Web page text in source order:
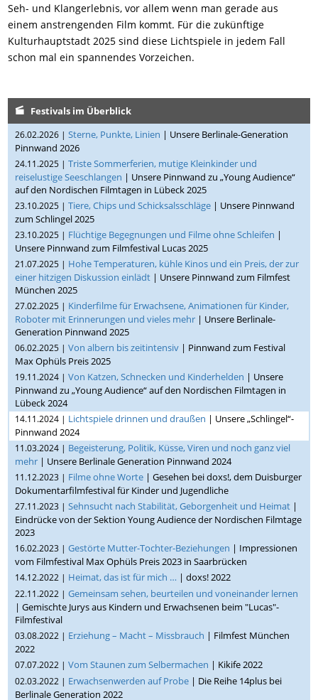
Seh- und Klangerlebnis, vor allem wenn man gerade aus
einem anstrengenden Film kommt. Für die zukünftige
Kulturhauptstadt 2025 sind diese Lichtspiele in jedem Fall
schon mal ein spannendes Vorzeichen.
Festivals im Überblick
26.02.2026 |Sterne, Punkte, Linien | Unsere Berlinale-Generation
Pinnwand 2026
24.11.2025 |Triste Sommerferien, mutige Kleinkinder und
reiselustige Seeschlangen | Unsere Pinnwand zu „Young Audience“
auf den Nordischen Filmtagen in Lübeck 2025
23.10.2025 |Tiere, Chips und Schicksalsschläge | Unsere Pinnwand
zum Schlingel 2025
23.10.2025 | Flüchtige Begegnungen und Filme ohne Schleifen |
Unsere Pinnwand zum Filmfestival Lucas 2025
21.07.2025 | Hohe Temperaturen, kühle Kinos und ein Preis, der zur
einer hitzigen Diskussion einlädt | Unsere Pinnwand zum Filmfest
München 2025
27.02.2025 | Kinderfilme für Erwachsene, Animationen für Kinder,
Roboter mit Erinnerungen und vieles mehr | Unsere Berlinale-
Generation Pinnwand 2025
06.02.2025 |Von albern bis zeitintensiv | Pinnwand zum Festival
Max Ophüls Preis 2025
19.11.2024 |Von Katzen, Schnecken und Kinderhelden | Unsere
Pinnwand zu „Young Audience“ auf den Nordischen Filmtagen in
Lübeck 2024
14.11.2024 | Lichtspiele drinnen und draußen | Unsere „Schlingel“-
Pinnwand 2024
11.03.2024 | Begeisterung, Politik, Küsse, Viren und noch ganz viel
mehr | Unsere Berlinale Generation Pinnwand 2024
11.12.2023 | Filme ohne Worte | Gesehen bei doxs!, dem Duisburger
Dokumentarfilmfestival für Kinder und Jugendliche
27.11.2023 |Sehnsucht nach Stabilität, Geborgenheit und Heimat |
Eindrücke von der Sektion Young Audience der Nordischen Filmtage
2023
16.02.2023 |Gestörte Mutter-Tochter-Beziehungen | Impressionen
vom Filmfestival Max Ophüls Preis 2023 in Saarbrücken
14.12.2022 | Heimat, das ist für mich … | doxs! 2022
22.11.2022 |Gemeinsam sehen, beurteilen und voneinander lernen
| Gemischte Jurys aus Kindern und Erwachsenen beim "Lucas"-
Filmfestival
03.08.2022 | Erziehung – Macht – Missbrauch | Filmfest München
2022
07.07.2022 |Vom Staunen zum Selbermachen | Kikife 2022
02.03.2022 | Erwachsenwerden auf Probe | Die Reihe 14plus bei
Berlinale Generation 2022